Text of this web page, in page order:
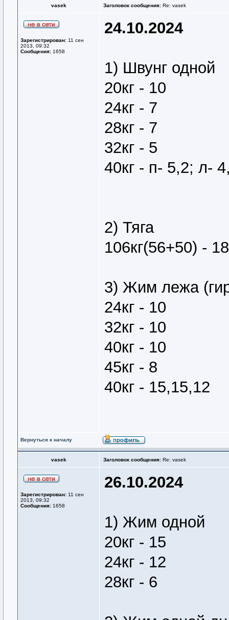
vasek Заголовок сообщения: Re: vasek
Зарегистрирован: 11 сен
2013, 09:32
Сообщения: 1658
24.10.2024
1) Швунг одной
20кг - 10
24кг - 7
28кг - 7
32кг - 5
40кг - п- 5,2; л-
2) Тяга
106кг(56+50) -
3) Жим лежа
24кг - 10
32кг - 10
40кг - 10
45кг - 8
40кг - 15,15,12
Вернуться к началу
vasek Заголовок сообщения: Re: vasek
Зарегистрирован: 11 сен
2013, 09:32
Сообщения: 1658
26.10.2024
1) Жим одной
20кг - 15
24кг - 12
28кг - 6